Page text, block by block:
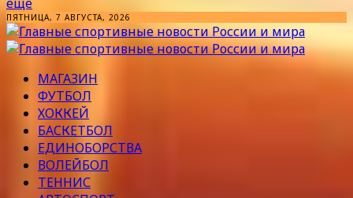
ПЯТНИЦА, 7 АВГУСТА, 2026
МАГАЗИН
ФУТБОЛ
ХОККЕЙ
БАСКЕТБОЛ
ЕДИНОБОРСТВА
ВОЛЕЙБОЛ
ТЕННИС